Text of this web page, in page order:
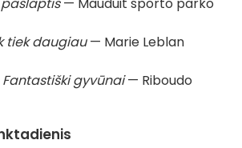
— Mauduit sporto parko
tiek daugiau— Marie Leblan
Fantastiški gyvūnai— Riboudo